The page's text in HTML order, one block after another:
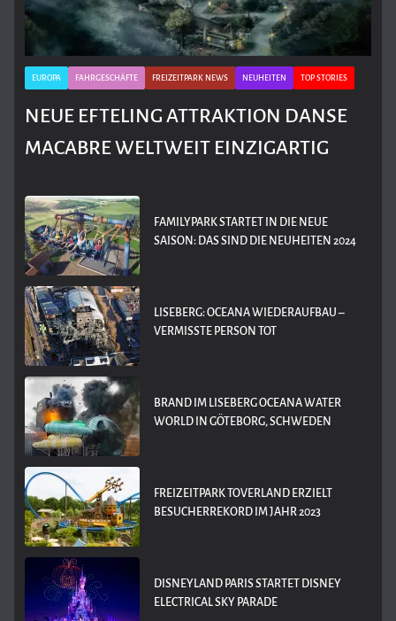
EUROPA FAHRGESCHÄFTE FREIZEITPARK NEWS NEUHEITEN TOP STORIES
NEUE EFTELING ATTRAKTION DANSE
MACABRE WELTWEIT EINZIGARTIG
FAMILYPARK STARTET IN DIE NEUE
SAISON: DAS SIND DIE NEUHEITEN 2024
LISEBERG: OCEANA WIEDERAUFBAU –
VERMISSTE PERSON TOT
BRAND IM LISEBERG OCEANA WATER
WORLD IN GÖTEBORG, SCHWEDEN
FREIZEITPARK TOVERLAND ERZIELT
BESUCHERREKORD IM JAHR 2023
DISNEYLAND PARIS STARTET DISNEY
ELECTRICAL SKY PARADE